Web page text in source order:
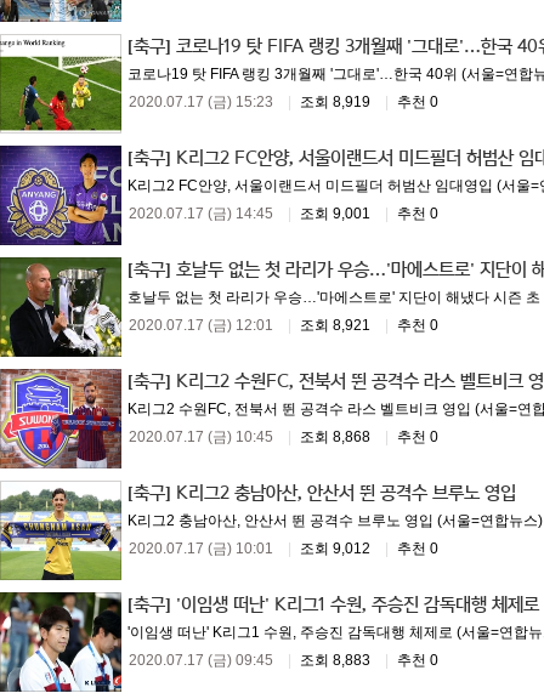
[축구] 코로나19 탓 FIFA 랭킹 3개월째 '그대로'…한국 40
코로나19 탓 FIFA 랭킹 3개월째 '그대로'…한국 40위 (서울=연합
2020.07.17 (금) 15:23
조회 8,919 추천 0
[축구] K리그2 FC안양, 서울이랜드서 미드필더 허범산 임
K리그2 FC안양, 서울이랜드서 미드필더 허범산 임대영입 (서울
2020.07.17 (금) 14:45
조회 9,001 추천 0
[축구] 호날두 없는 첫 라리가 우승…'마에스트로' 지단이
호날두 없는 첫 라리가 우승…'마에스트로' 지단이 해냈다 시즌
2020.07.17 (금) 12:01
조회 8,921 추천 0
[축구] K리그2 수원FC, 전북서 뛴 공격수 라스 벨트비크
K리그2 수원FC, 전북서 뛴 공격수 라스 벨트비크 영입 (서울=
2020.07.17 (금) 10:45
조회 8,868 추천 0
[축구] K리그2 충남아산, 안산서 뛴 공격수 브루노 영입
K리그2 충남아산, 안산서 뛴 공격수 브루노 영입 (서울=연합뉴
2020.07.17 (금) 10:01
조회 9,012 추천 0
[축구] '이임생 떠난' K리그1 수원, 주승진 감독대행 체제로
'이임생 떠난' K리그1 수원, 주승진 감독대행 체제로 (서울=연합
2020.07.17 (금) 09:45
조회 8,883 추천 0